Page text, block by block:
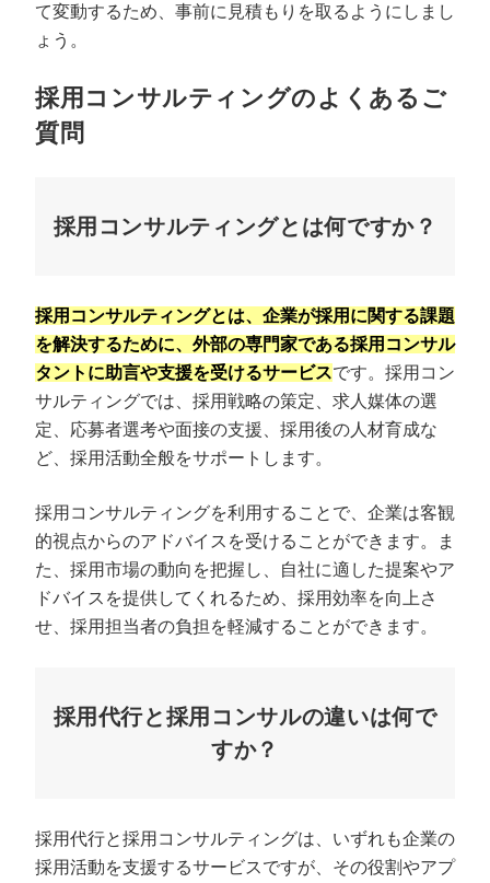
て変動するため、事前に見積もりを取るようにしまし
ょう。
採用コンサルティングのよくあるご
質問
採用コンサルティングとは何ですか？
採用コンサルティングとは、企業が採用に関する課題
を解決するために、外部の専門家である採用コンサル
タントに助言や支援を受けるサービスです。採用コン
サルティングでは、採用戦略の策定、求人媒体の選
定、応募者選考や面接の支援、採用後の人材育成な
ど、採用活動全般をサポートします。
採用コンサルティングを利用することで、企業は客観
的視点からのアドバイスを受けることができます。ま
た、採用市場の動向を把握し、自社に適した提案やア
ドバイスを提供してくれるため、採用効率を向上さ
せ、採用担当者の負担を軽減することができます。
採用代行と採用コンサルの違いは何で
すか？
採用代行と採用コンサルティングは、いずれも企業の
採用活動を支援するサービスですが、その役割やアプ